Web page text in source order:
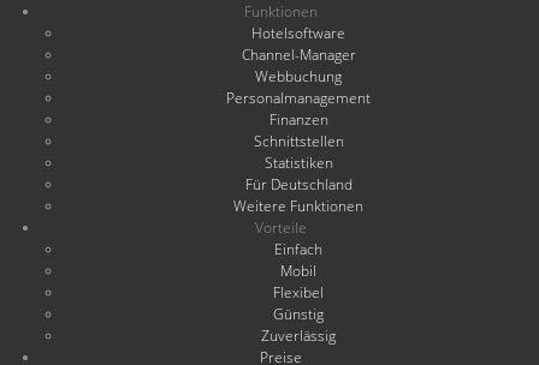
Funktionen
Hotelsoftware
Channel-Manager
Webbuchung
Personalmanagement
Finanzen
Schnittstellen
Statistiken
Für Deutschland
Weitere Funktionen
Vorteile
Einfach
Mobil
Flexibel
Günstig
Zuverlässig
Preise